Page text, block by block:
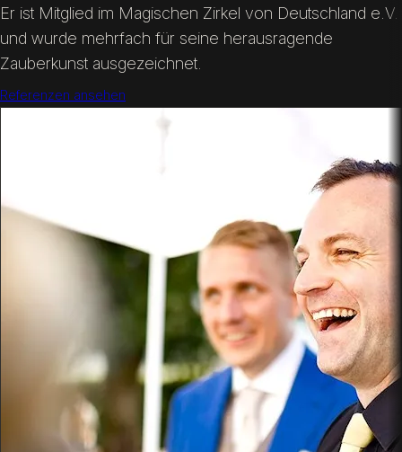
Er ist Mitglied im Magischen Zirkel von Deutschland e.V.
und wurde mehrfach für seine herausragende
Zauberkunst ausgezeichnet.
Referenzen ansehen